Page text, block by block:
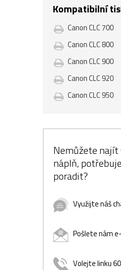
Kompatibilní
Canon CLC 700
Canon CLC 800
Canon CLC 900
Canon CLC 920
Canon CLC 950
Nemůžete najít
náplň,
poradit?
Využijte náš
Pošlete nám
Volejte linku